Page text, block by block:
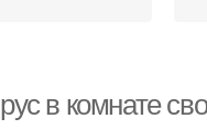
в комнате